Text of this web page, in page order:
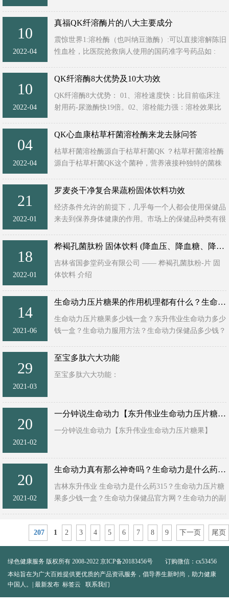
02、溶栓能力强：溶栓效果比尿激酶强47倍以上。
10
2022-04
真福QK纤溶酶片的八大主要成分
震惊世界1:溶栓酶（也叫纳豆激酶）:可以直接溶解陈旧
性血栓，比医院抢救病人使用的国药准字号药品如 :
等，更安全有效，可 ...
10
2022-04
QK纤溶酶8大优势及10大功效
QK纤溶酶8大优势： 01、溶栓速度快：比目前临床注
射用药-尿激酶快19倍。02、溶栓能力强：溶栓效果比
接溶血栓的食物提取物 ...
04
2022-04
QK心血康枯草杆菌溶栓酶来龙去脉问答
枯草杆菌溶栓酶源自于枯草杆菌QK ？枯草杆菌溶栓酶
源自于枯草杆菌QK这个菌种，营养液接种独特的菌株
栓的酶。所以我们这个 ...
21
2022-01
罗麦炎干净复合果蔬粉固体饮料功效
经济条件允许的前提下，几乎每一个人都会使用保健品
来去到保养身体健康的作用。市场上的保健品种类有很
所不同。罗麦炎干 ...
18
2022-01
桦褐孔菌肽粉 固体饮料 (降血压、降血糖、降血脂)
吉林省国参堂药业有限公司 —— 桦褐孔菌肽粉-片 固
体饮料 介绍
本品来原于吉林长白山桦褐孔菌（别名白桦茸），桦褐
14
2021-06
生命动力压片糖果的作用机理都有什么？生命动力压片糖果多少钱一盒？
生命动力压片糖果多少钱一盒？东升伟业生命动力多少
钱一盒？生命动力服用方法？生命动力保健品多少钱？
力是国家认证的产 ...
29
2021-03
至宝多肽六大功能
至宝多肽六大功能：
微循环。这也是为什么朋友们服用后，会有很多不同的
20
2021-02
一分钟说生命动力【东升伟业生命动力压片糖果】
一分钟说生命动力【东升伟业生命动力压片糖果】
囊，现在是压片糖果！
产品有90项食品级检测报告，全球800多万人口 ...
20
2021-02
生命动力真有那么神奇吗？生命动力是什么药？生命动力是真是假？
吉林东升伟业 生命动力是什么药315？生命动力压片糖
果多少钱一盒？生命动力保健品官方网？生命动力的副
207
1 2 3 4 5 6 7 8 9 下一页 尾页
绿色健康服务 版权所有 2008-2022 京ICP备20183456号
订购微信：cx53456
本站旨在为广大百姓提供更优质的产品资讯服务，倡导养生新时尚，助力健康
中国人。
| 最新发布 标签云 联系我们